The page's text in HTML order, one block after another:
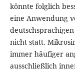
könnte folglich
eine Anwendung
nicht statt.
immer häufiger
ausschließlich